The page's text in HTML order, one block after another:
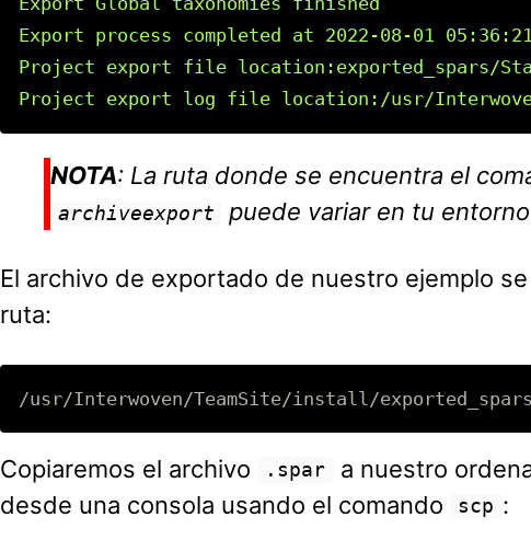
Export Global taxonomies finished
Export process completed at 2022-08-01 05:36:21
Project export file location:exported_spars/
NOTA: La ruta donde se encuentra el
archiveexport puede variar en tu entorno
El archivo de exportado de nuestro ejemplo
ruta:
Copiaremos el archivo .spar
a nuestro
desde una consola usando el comando
scp :